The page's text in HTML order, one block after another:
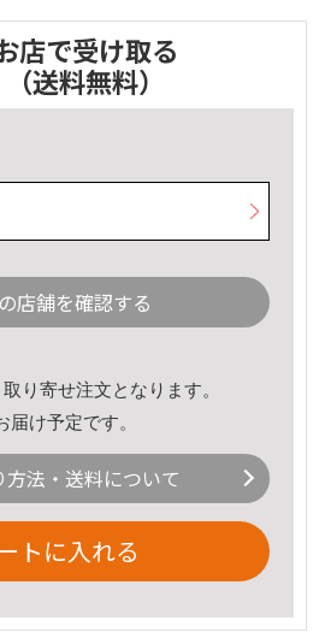
店で受け取る
（送料無料）
店舗を確認する
り寄せ注文となります。
届け予定です。
方法・送料について
トに入れる